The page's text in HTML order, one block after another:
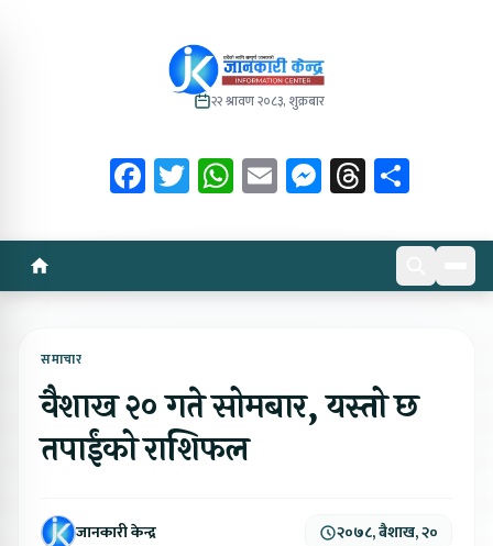
२२ श्रावण २०८३, शुक्रबार
Facebook
Twitter
WhatsApp
EmailMessenger
Threads
समाचार
वैशाख २० गते सोमबार, यस्तो छ
तपाईंको राशिफल
जानकारी केन्द्र २०७८, बैशाख, २०